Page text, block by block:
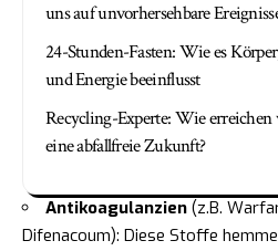
uns auf unvorhersehbare
24-Stunden-Fasten: Wie es
und Energie beeinflusst
Recycling-Experte: Wie
eine abfallfreie Zukunft?
Antikoagulanzien (z.B.
Difenacoum): Diese Stoffe